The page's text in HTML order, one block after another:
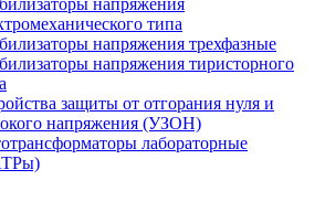
напряжения
типа
напряжения трехфазные
напряжения тиристорного
защиты от отгорания нуля и
напряжения (УЗОН)
лабораторные